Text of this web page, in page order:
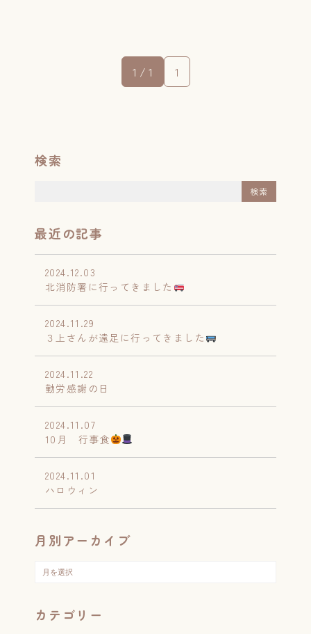
1 / 1 1
検索
最近の記事
2024.12.03
北消防署に行ってきました
2024.11.29
３上さんが遠足に行ってきました
2024.11.22
勤労感謝の日
2024.11.07
10月 行事食
2024.11.01
ハロウィン
月別アーカイブ
カテゴリー